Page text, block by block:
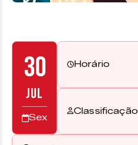
30
JUL
Sex
Horário
Classificação